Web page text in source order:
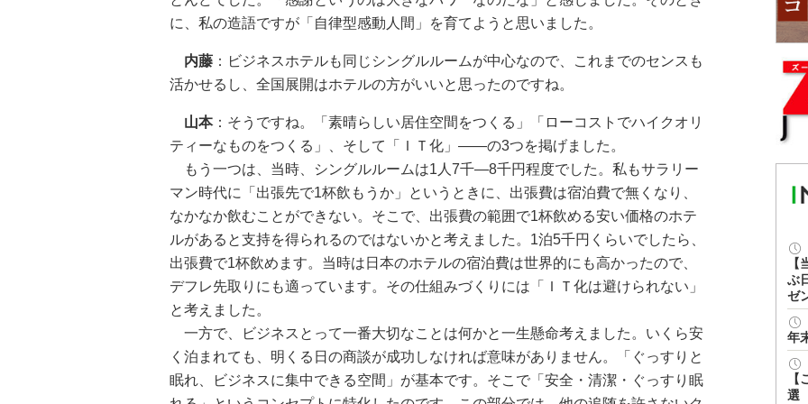
に、私の造語ですが「自律型感動人間」を育てようと思いました。
内藤 ：ビジネスホテルも同じシングルルームが中心なので、これまでのセンスも
活かせるし、全国展開はホテルの方がいいと思ったのですね。
山本：そうですね。「素晴らしい居住空間をつくる」「ローコストでハイクオリ
ティーなものをつくる」、そして「ＩＴ化」――の3つを掲げました。
もう一つは、当時、シングルルームは1人7千―8千円程度でした。私もサラリー
マン時代に「出張先で1杯飲もうか」というときに、出張費は宿泊費で無くなり、
なかなか飲むことができない。そこで、出張費の範囲で1杯飲める安い価格のホテ
ルがあると支持を得られるのではないかと考えました。1泊5千円くらいでしたら、
出張費で1杯飲めます。当時は日本のホテルの宿泊費は世界的にも高かったので、
デフレ先取りにも適っています。その仕組みづくりには「ＩＴ化は避けられない」
と考えました。
一方で、ビジネスとって一番大切なことは何かと一生懸命考えました。いくら安
く泊まれても、明くる日の商談が成功しなければ意味がありません。「ぐっすりと
眠れ、ビジネスに集中できる空間」が基本です。そこで「安全・清潔・ぐっすり眠
ぶ
ゼ
年
選